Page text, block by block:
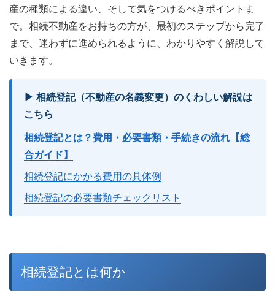
産の種類による違い、そして気をつけるべきポイントま
で。相続不動産をお持ちの方が、最初のステップから完了
まで、迷わずに進められるように、わかりやすく解説して
いきます。
▶ 相続登記（不動産の名義変更）のくわしい解説は
こちら
相続登記とは？費用・必要書類・手続きの流れ【総
合ガイド】
相続登記にかかる費用の具体例
相続登記の必要書類チェックリスト
相続登記とは何か